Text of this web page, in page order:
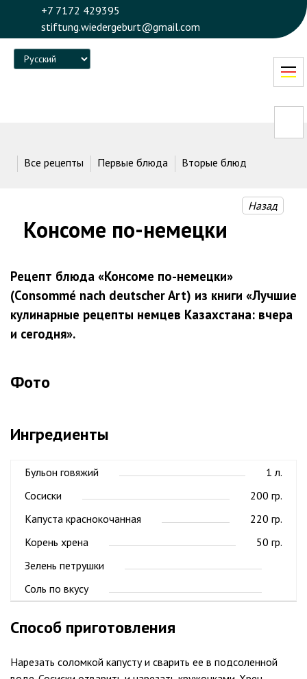
+7 7172 429395
stiftung.wiedergeburt@gmail.com
Language
Консоме по-немецки
Назад
Рецепт блюда «Консоме по-немецки»
(Consommé nach deutscher Art) из книги «Лучшие
кулинарные рецепты немцев Казахстана: вчера
и сегодня».
Фото
Ингредиенты
Бульон говяжий
1 л.
Сосиски
200 гр.
Капуста краснокочанная
220 гр.
Корень хрена
50 гр.
Зелень петрушки
Соль по вкусу
Способ приготовления
Нарезать соломкой капусту и сварить ее в подсоленной
Все рецепты Первые блюда Вторые блюда